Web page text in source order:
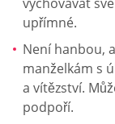
upřímné.
Není hanbou,
manželkám s
a vítězství.
podpoří.